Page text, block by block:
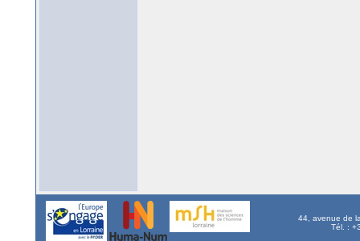
44, avenue de
Tél. :